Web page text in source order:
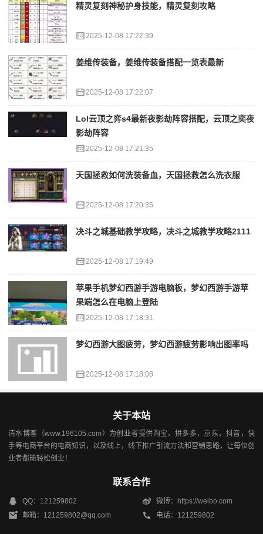
精灵复刻神秘护身技能，精灵复刻攻略
2025-12-08 17:22:39
姜维传装备，姜维传装备搭配一览表最新
2025-12-08 17:22:07
Lol云顶之弈s4最新夜影劫阵容搭配，云顶之奕夜
影劫阵容
2025-12-08 17:21:35
天国拯救如何洗装备血，天国拯救怎么洗衣服
2025-12-08 17:20:35
决斗之城基础教学攻略，决斗之城教学攻略2111
2025-12-08 17:19:49
苹果手机梦幻西游手游电脑板，梦幻西游手游苹
果端怎么在电脑上登陆
2025-12-08 17:18:31
梦幻西游大图疲劳，梦幻西游疲劳影响出图率吗
2025-12-08 17:18:08
关于本站
清水博客（www.196105.com）为创业者提供淘宝，拼多多，京东，抖音，快
手等电商平台的电商知识，以及线上，线下推广引流方法和营销思路，让每位创
业者都能轻松创业！
联系合作
QQ：121259802
微博：https://weibo.com
邮箱：121259802@qq.com
电话：121259802